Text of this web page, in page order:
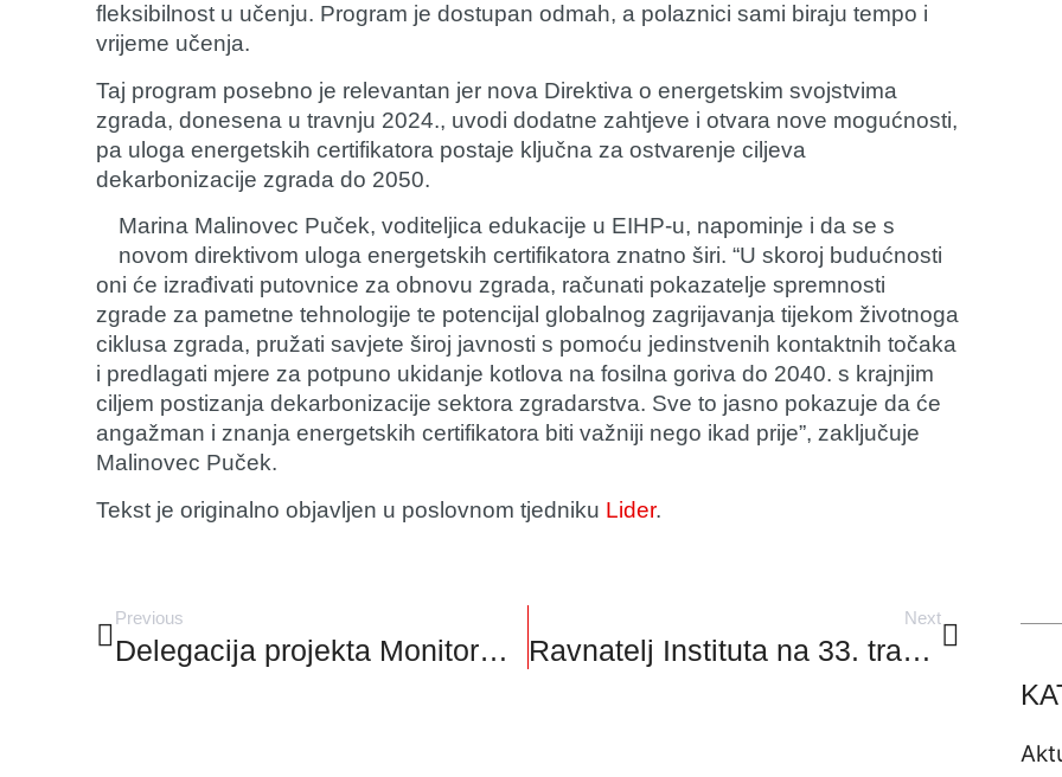
fleksibilnost u učenju. Program je dostupan odmah, a polaznici sami biraju tempo i
vrijeme učenja.
Taj program posebno je relevantan jer nova Direktiva o energetskim svojstvima
zgrada, donesena u travnju 2024., uvodi dodatne zahtjeve i otvara nove mogućnosti,
pa uloga energetskih certifikatora postaje ključna za ostvarenje ciljeva
dekarbonizacije zgrada do 2050.
Marina Malinovec Puček, voditeljica edukacije u EIHP-u, napominje i da se s
novom direktivom uloga energetskih certifikatora znatno širi. “U skoroj budućnosti
oni će izrađivati putovnice za obnovu zgrada, računati pokazatelje spremnosti
zgrade za pametne tehnologije te potencijal globalnog zagrijavanja tijekom životnoga
ciklusa zgrada, pružati savjete široj javnosti s pomoću jedinstvenih kontaktnih točaka
i predlagati mjere za potpuno ukidanje kotlova na fosilna goriva do 2040. s krajnjim
ciljem postizanja dekarbonizacije sektora zgradarstva. Sve to jasno pokazuje da će
angažman i znanja energetskih certifikatora biti važniji nego ikad prije”, zaključuje
Malinovec Puček.
Tekst je originalno objavljen u poslovnom tjedniku Lider.
Previous
Delegacija projekta MonitorEE posjetila Energetski institut Hrvoje Požar
Next
Ravnatelj Instituta na 33. tradicionalnom savjetovanju Hrvatskog društva ekonomista